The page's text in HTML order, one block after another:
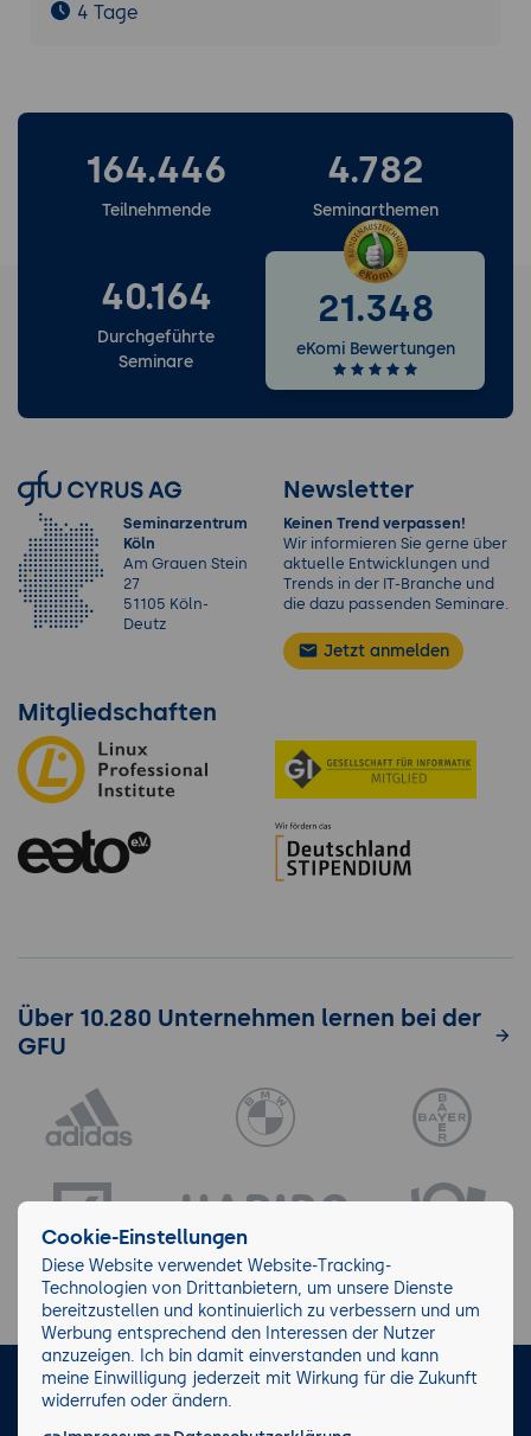
4 Tage
164.446
Teilnehmende
4.782
Seminarthemen
40.164
Durchgeführte
Seminare
21.348
eKomi Bewertungen
Seminarzentrum
Köln
Am Grauen Stein
27
51105 Köln-
Deutz
Newsletter
Keinen Trend verpassen!
Wir informieren Sie gerne über
aktuelle Entwicklungen und
Trends in der IT-Branche und
die dazu passenden Seminare.
Jetzt anmelden
Mitgliedschaften
Über 10.280 Unternehmen lernen bei der
GFU
LinkedIn Facebook
Cookie-Einstellungen
Diese Website verwendet Website-Tracking-
Technologien von Drittanbietern, um unsere Dienste
bereitzustellen und kontinuierlich zu verbessern und um
Werbung entsprechend den Interessen der Nutzer
anzuzeigen. Ich bin damit einverstanden und kann
meine Einwilligung jederzeit mit Wirkung für die Zukunft
widerrufen oder ändern.